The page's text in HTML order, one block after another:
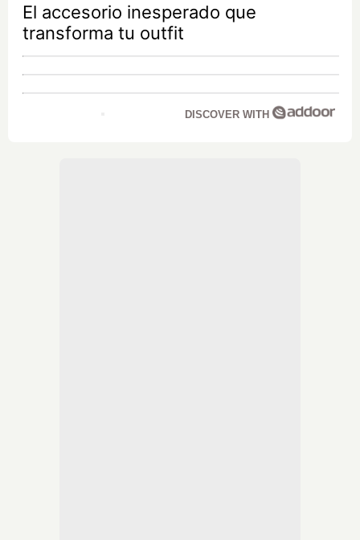
El accesorio inesperado que
transforma tu outfit
DISCOVER WITH